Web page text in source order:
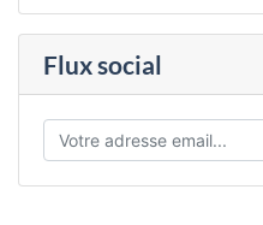
Flux social